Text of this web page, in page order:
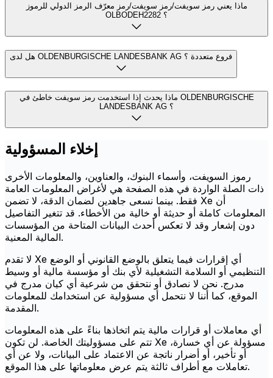
ماذا يعني رمز سويفت/رمز سويفت/رمز معرّف الرمز الدولي للرموز
OLBODEH2282 ؟
هل لدى OLDENBURGISCHE LANDESBANK AG فروع متعددة ؟
ماذا يحدث إذا استخدمت رمز سويفت خاطئ في OLDENBURGISCHE
LANDESBANK AG ؟
إخلاء المسؤولية
رموز السويفت، وأسماء البنوك، والعناوين، والمعلومات الأخرى
ذات الصلة الواردة في هذه الصفحة هي لأغراض المعلومات العامة
فقط. بينما نسعى جاهدين لضمان الدقة، لا تضمن Xe أن
المعلومات كاملة أو حديثة أو خالية من الأخطاء. قد تتغير التفاصيل
دون إشعار وقد لا تعكس أحدث البيانات المتاحة من المؤسسات
المالية المعنية.
لا تقدم Xe أي إقرارات فيما يتعلق بالوضع القانوني أو الوضع
التنظيمي أو السلامة التشغيلية لأي بنك أو مؤسسة مالية أو وسيط
مدرج. نحن لا نصادق أو نتحقق من شرعية أي كيان مدرج في
الموقع، كما أننا لا نتحمل أي مسؤولية عن استخدامك للمعلومات
المقدمة.
أي معاملات أو قرارات مالية يتم اتخاذها بناءً على هذه المعلومات
تتم على مسؤوليتك الخاصة. لن تكون Xe مسؤولة عن أي خسارة،
أو تأخير، أو أضرار ناتجة عن الاعتماد على البيانات، ولا عن أي
تعاملات مع أطراف ثالثة يتم عرض معلوماتها على هذا الموقع.